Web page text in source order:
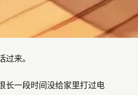
过来。
长一段时间没给家里打过电